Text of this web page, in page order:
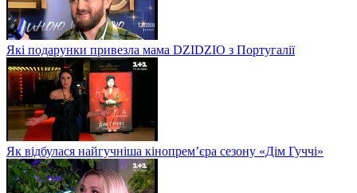
Які подарунки привезла мама DZIDZIO з Португалії
Як відбулася найгучніша кінопрем’єра сезону «Дім Гуччі»